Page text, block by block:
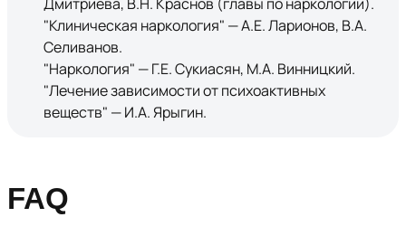
Дмитриева, В.Н. Краснов (главы по наркологии).
"Клиническая наркология" — А.Е. Ларионов, В.А.
Селиванов.
"Наркология" — Г.Е. Сукиасян, М.А. Винницкий.
"Лечение зависимости от психоактивных
веществ" — И.А. Ярыгин.
FAQ